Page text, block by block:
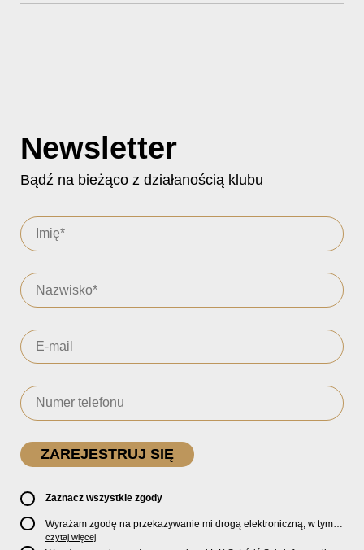
Newsletter
Bądź na bieżąco z działanością klubu
Zaznacz wszystkie zgody
Wyrażam zgodę na przekazywanie mi drogą elektroniczną, w tym
pocztą e-mail, oficjalnego newslettera oraz informacji o zniżkach,
czytaj więcej